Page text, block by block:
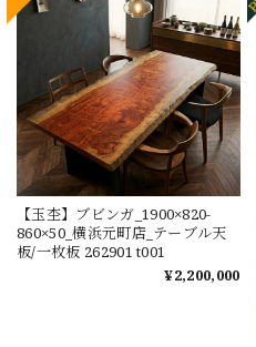
【玉杢】ブビンガ_1900×820-
860×50_横浜元町店_テーブル天
板/一枚板 262901 t001
¥2,200,000